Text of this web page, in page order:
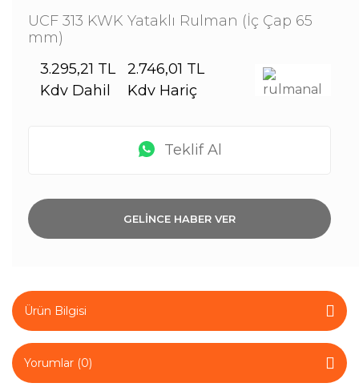
UCF 313 KWK Yataklı Rulman (İç Çap 65
mm)
3.295,21 TL
Kdv Dahil
2.746,01 TL
Kdv Hariç
Teklif Al
GELİNCE HABER VER
Ürün Bilgisi
Yorumlar (0)